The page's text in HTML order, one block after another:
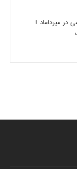
میرداماد +